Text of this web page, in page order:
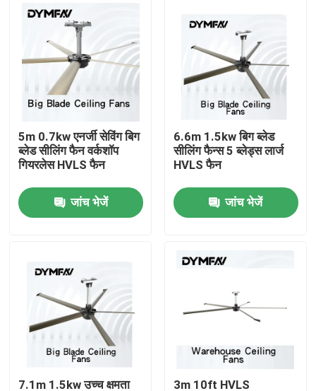
हमारे बारे में
गुणवत्ता नियंत्रण
संपर्क करें
बिग एचवीएलएस प्रशंसक
औद्योगिक एचवीएलएस प्रशंसक
वाणिज्यिक एचवीएलएस प्रशंसक
5m 0.7kw एनर्जी सेविंग बिग
ब्लेड सीलिंग फैन वर्कशॉप
गियरलेस HVLS फैन
जांच भेजें
6.6m 1.5kw बिग ब्लेड
सीलिंग फैन्स 5 ब्लेड्स लार्ज
HVLS फैन
जांच भेजें
7.1m 1.5kw उच्च क्षमता 3m 10ft HVLS